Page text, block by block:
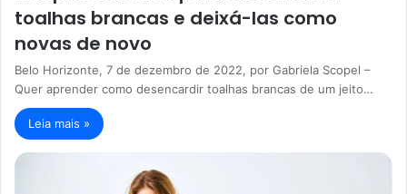
toalhas brancas e deixá-las como
novas de novo
Belo Horizonte, 7 de dezembro de 2022, por Gabriela Scopel –
Quer aprender como desencardir toalhas brancas de um jeito…
Leia mais »